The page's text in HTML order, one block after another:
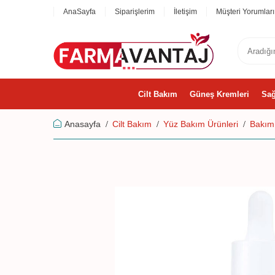
AnaSayfa Siparişlerim İletişim Müşteri Yorumları
Cilt Bakım Güneş Kremleri
Anasayfa Cilt Bakım Yüz Bakım Ürünleri